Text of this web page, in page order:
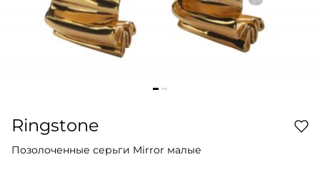
Ringstone
Позолоченные серьги Mirror малые